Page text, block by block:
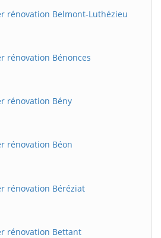
rénovation Belmont-Luthézieu
rénovation Bénonces
rénovation Bény
rénovation Béon
rénovation Béréziat
rénovation Bettant